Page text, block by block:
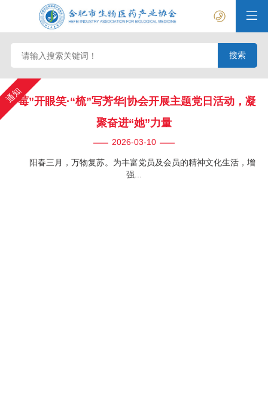
通知“莓”开眼笑·“梳”写芳华|协会开展主题党日活动，凝
聚奋进“她”力量
2026-03-10
阳春三月，万物复苏。为丰富党员及会员的精神文化生活，增
强...